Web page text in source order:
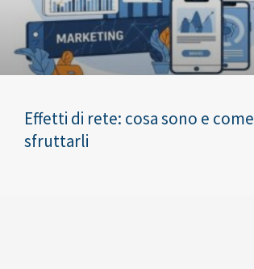
Effetti di rete: cosa sono e come
sfruttarli